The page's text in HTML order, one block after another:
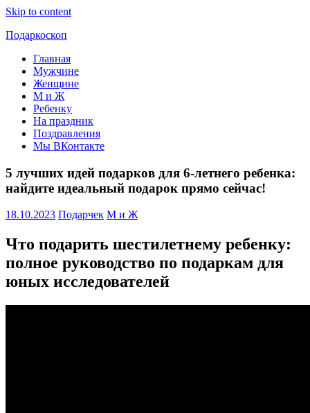
Skip to content
Подаркоскоп
Поможем
выбрать
подарить
Главная
Мужчине
Женщине
М и Ж
Ребенку
На праздник
Поздравления
Мы ВКонтакте
5 лучших идей подарков для 6-летнего ребенка:
найдите идеальный подарок прямо сейчас!
18.10.2023 Подарчек М и Ж
Что подарить шестилетнему ребенку:
полное руководство по подаркам для
юных исследователей